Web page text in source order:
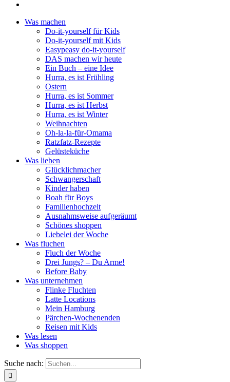
Was machen
Do-it-yourself für Kids
Do-it-yourself mit Kids
Easypeasy do-it-yourself
DAS machen wir heute
Ein Buch – eine Idee
Hurra, es ist Frühling
Ostern
Hurra, es ist Sommer
Hurra, es ist Herbst
Hurra, es ist Winter
Weihnachten
Oh-la-la-für-Omama
Ratzfatz-Rezepte
Gelüsteküche
Was lieben
Glücklichmacher
Schwangerschaft
Kinder haben
Boah für Boys
Familienhochzeit
Ausnahmsweise aufgeräumt
Schönes shoppen
Liebelei der Woche
Was fluchen
Fluch der Woche
Drei Jungs? – Du Arme!
Before Baby
Was unternehmen
Flinke Fluchten
Latte Locations
Mein Hamburg
Pärchen-Wochenenden
Reisen mit Kids
Was lesen
Was shoppen
Suche nach: